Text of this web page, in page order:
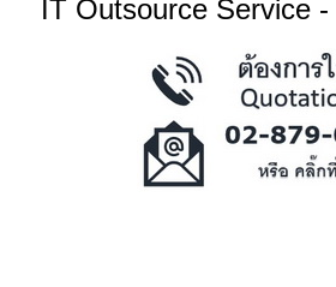
IT Outsource Service